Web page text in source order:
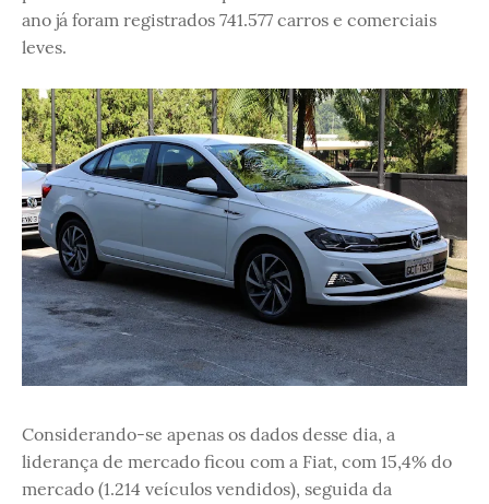
ano já foram registrados 741.577 carros e comerciais
leves.
Considerando-se apenas os dados desse dia, a
liderança de mercado ficou com a Fiat, com 15,4% do
mercado (1.214 veículos vendidos), seguida da